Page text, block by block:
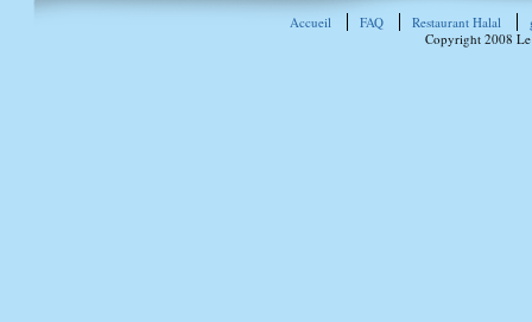
Accueil FAQ Restaurant Halal
Copyright 2008